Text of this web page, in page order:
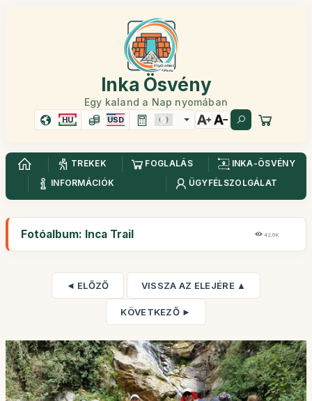
Inka Ösvény
Egy kaland a Nap nyomában
HU USD
TREKEK FOGLALÁS
INKA-ÖSVÉNY
INFORMÁCIÓK
ÜGYFÉLSZOLGÁLAT
Fotóalbum: Inca Trail 42,6K
◄ ELŐZŐ VISSZA AZ ELEJÉRE ▲
KÖVETKEZŐ ►